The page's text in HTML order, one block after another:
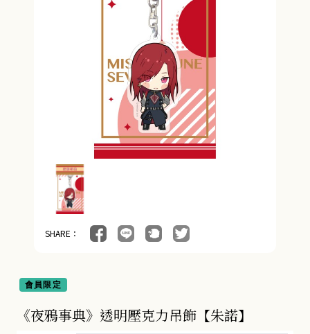
SHARE：
會員限定
《夜鴉事典》透明壓克力吊飾【朱諾】